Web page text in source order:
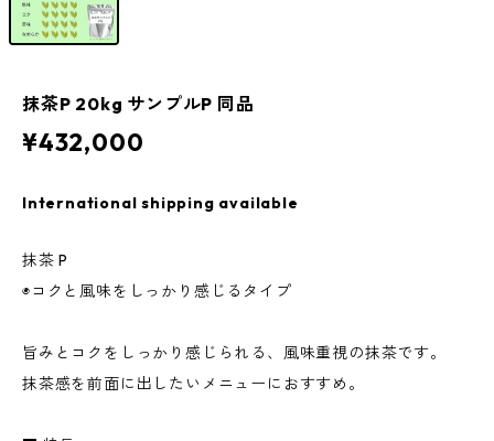
抹茶P 20kg サンプルP 同品
¥432,000
International shipping available
抹茶 P
◉コクと風味をしっかり感じるタイプ
旨みとコクをしっかり感じられる、風味重視の抹茶です。
抹茶感を前面に出したいメニューにおすすめ。